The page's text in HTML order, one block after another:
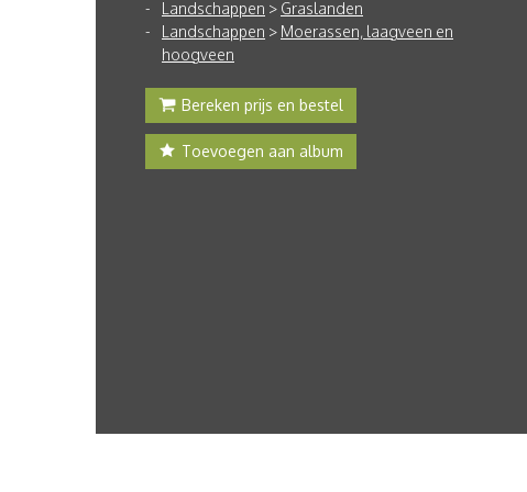
Landschappen > Graslanden
Landschappen > Moerassen, laagveen en
hoogveen
Bereken prijs en bestel
Toevoegen aan album